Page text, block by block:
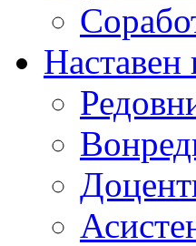
Наставен